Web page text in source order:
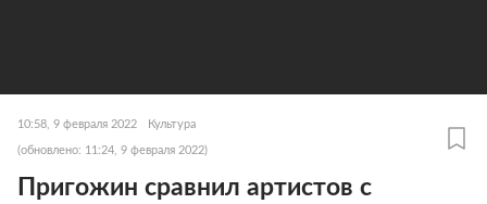
10:58, 9 февраля 2022 Культура
(обновлено: 11:24, 9 февраля 2022)
Пригожин сравнил артистов с